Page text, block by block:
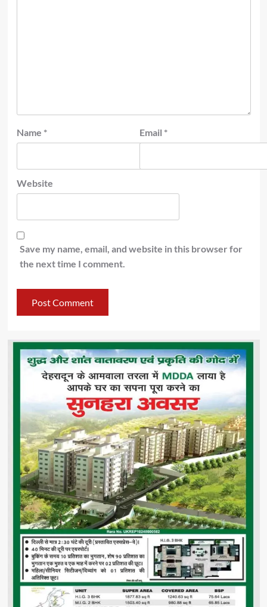
Name * Email *
Website
Save my name, email, and website in this browser for
the next time I comment.